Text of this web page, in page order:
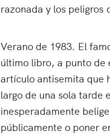
razonada y los peligros
Verano de 1983. El
último libro, a punto de
artículo antisemita que
largo de una sola tarde
inesperadamente
públicamente o poner